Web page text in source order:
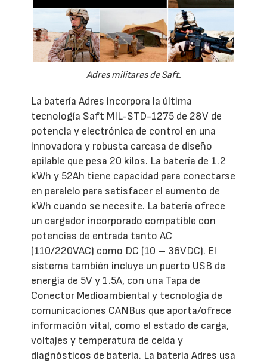
Adres militares de Saft.
La batería Adres incorpora la última
tecnología Saft MIL-STD-1275 de 28V de
potencia y electrónica de control en una
innovadora y robusta carcasa de diseño
apilable que pesa 20 kilos. La batería de 1.2
kWh y 52Ah tiene capacidad para conectarse
en paralelo para satisfacer el aumento de
kWh cuando se necesite. La batería ofrece
un cargador incorporado compatible con
potencias de entrada tanto AC
(110/220VAC) como DC (10 – 36VDC). El
sistema también incluye un puerto USB de
energía de 5V y 1.5A, con una Tapa de
Conector Medioambiental y tecnología de
comunicaciones CANBus que aporta/ofrece
información vital, como el estado de carga,
voltajes y temperatura de celda y
diagnósticos de batería. La batería Adres usa